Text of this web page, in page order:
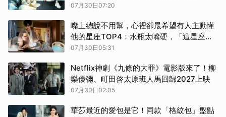
索玩心不設限的更多可能
07月30日07:20
嘴上總說不用幫，心裡卻最希望有人主動懂
他的星座TOP4：水瓶太嘴硬，「這星座」
逞強只是怕麻煩別人
07月30日05:31
Netflix神劇《九條的大罪》電影版來了！柳
樂優彌、町田啓太原班人馬回歸2027上映
07月30日02:05
華莎最近的愛包是它！同款「格紋包」盤點